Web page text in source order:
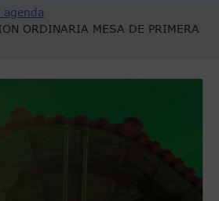
agenda
ORDINARIA MESA DE PRIMERA